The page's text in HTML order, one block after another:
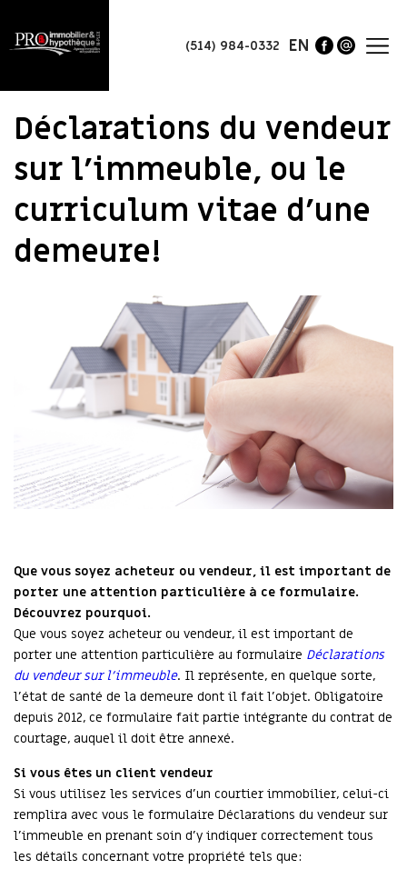
(514) 984-0332 EN
Déclarations du vendeur
sur l’immeuble, ou le
curriculum vitae d’une
demeure!
Que vous soyez acheteur ou vendeur, il est important de
porter une attention particulière à ce formulaire.
Découvrez pourquoi.
Que vous soyez acheteur ou vendeur, il est important de
porter une attention particulière au formulaire Déclarations
du vendeur sur l’immeuble. Il représente, en quelque sorte,
l’état de santé de la demeure dont il fait l’objet. Obligatoire
depuis 2012, ce formulaire fait partie intégrante du contrat de
courtage, auquel il doit être annexé.
Si vous êtes un client vendeur
Si vous utilisez les services d’un courtier immobilier, celui-ci
remplira avec vous le formulaire Déclarations du vendeur sur
l’immeuble en prenant soin d’y indiquer correctement tous
les détails concernant votre propriété tels que: